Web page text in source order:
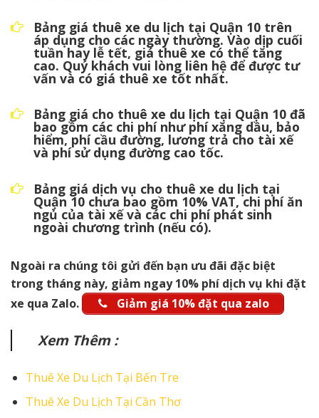
Bảng giá thuê xe du lịch tại Quận 10 trên
áp dụng cho các ngày thường. Vào dịp cuối
tuần hay lễ tết, giá thuê xe có thể tăng
cao. Quý khách vui lòng liên hệ để được tư
vấn và có giá thuê xe tốt nhất.
Bảng giá cho thuê xe du lịch tại Quận 10 đã
bao gồm các chi phí như phí xăng dầu, bảo
hiểm, phí cầu đường, lương trả cho tài xế
và phí sử dụng đường cao tốc.
Bảng giá dịch vụ cho thuê xe du lịch tại
Quận 10 chưa bao gồm 10% VAT, chi phí ăn
ngủ của tài xế và các chi phí phát sinh
ngoài chương trình (nếu có).
Ngoài ra chúng tôi gửi đến bạn ưu đãi đặc biệt
trong tháng này, giảm ngay 10% phí dịch vụ khi đặt
xe qua Zalo.
Giảm giá 10% đặt qua zalo
Xem Thêm :
Thuê Xe Du Lịch Tại Bến Tre
Thuê Xe Du Lịch Tại Cần Thơ